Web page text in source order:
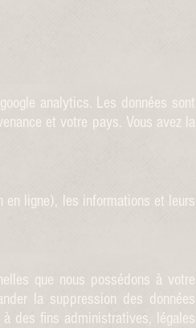
analytics. Les données sont
et votre pays. Vous avez la
ligne), les informations et leurs
que nous possédons à votre
la suppression des données
des fins administratives, légales